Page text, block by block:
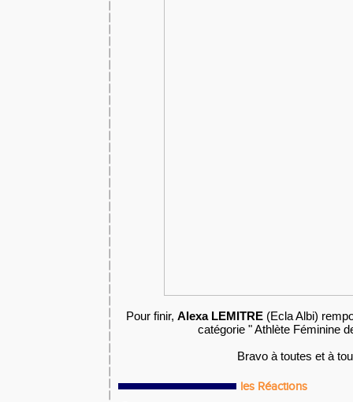
Pour finir,Alexa LEMITRE (Ecla Albi)
catégorie " Athlète Féminine
Bravo à toutes et à
les Réactions